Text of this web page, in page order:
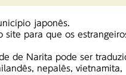
japonês.
site para que os
de Narita pode ser
nepalês, vietnamita,